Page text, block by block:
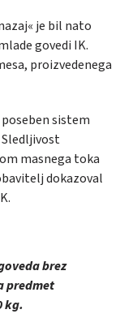
je bil nato
govedi IK.
proizvedenega
sistem
masnega toka
dokazoval
brez
predmet
kg.